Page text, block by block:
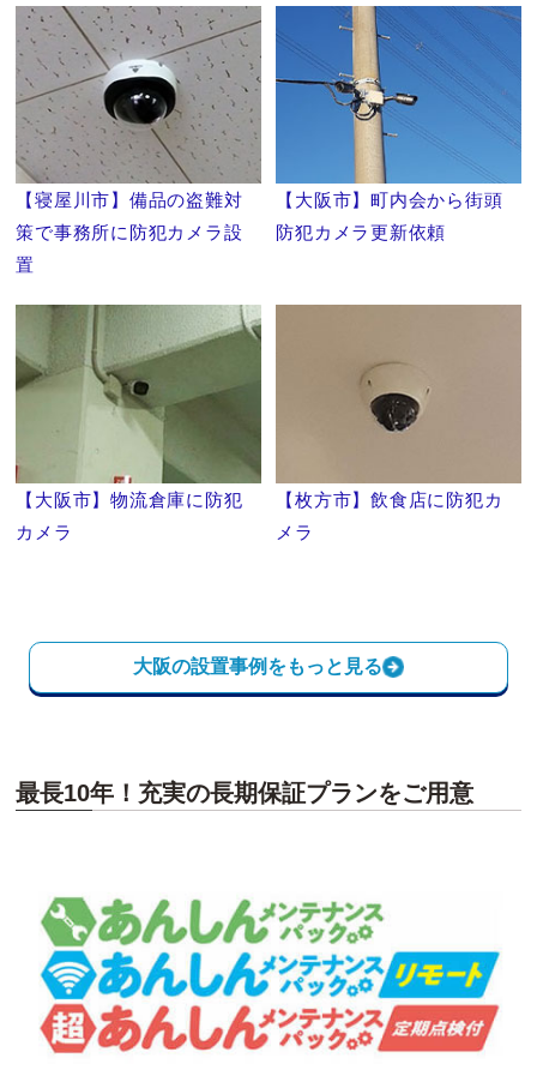
【寝屋川市】備品の盗難対
策で事務所に防犯カメラ設
置
【大阪市】町内会から街頭
防犯カメラ更新依頼
【大阪市】物流倉庫に防犯
カメラ
【枚方市】飲食店に防犯カ
メラ
大阪の設置事例をもっと見る
最長10年！充実の長期保証プランをご用意